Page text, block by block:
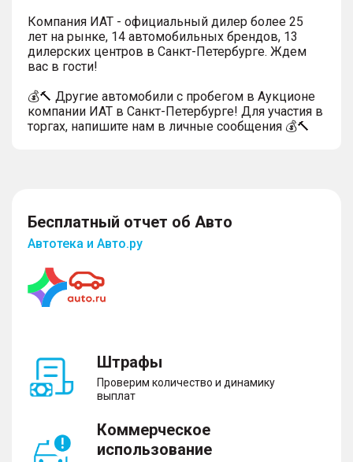
Компания ИАТ - официальный дилер более 25
лет на рынке, 14 автомобильных брендов, 13
дилерских центров в Санкт-Петербурге. Ждем
вас в гости!
💰🔨 Другие автомобили с пробегом в Аукционе
компании ИАТ в Санкт-Петербурге! Для участия в
торгах, напишите нам в личные сообщения 💰🔨
Бесплатный отчет об Авто
Автотека и Авто.ру
Штрафы
Проверим количество и динамику
выплат
Коммерческое
использование